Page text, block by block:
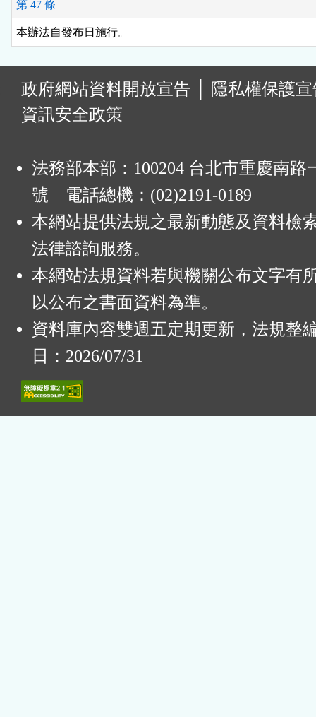
第 47 條
本辦法自發布日施行。
政府網站資料開放宣告
隱私權保護
資訊安全政策
法務部本部：100204 台北市重慶南路
號 電話總機：(02)2191-0189
本網站提供法規之最新動態及資料檢
法律諮詢服務。
本網站法規資料若與機關公布文字有
以公布之書面資料為準。
資料庫內容雙週五定期更新，法規整
日：2026/07/31